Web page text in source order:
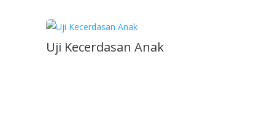
Uji Kecerdasan Anak